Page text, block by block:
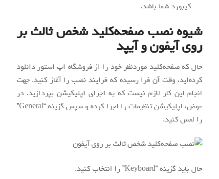
کیبورد شما باشد.
شیوه نصب صفحه‌کلید شخص ثالث بر
روی آیفون و آیپد
حال که صفحه‌کلید موردنظر خود را از فروشگاه اپ استور دانلود
کرده‌اید، وقت آن فرا رسیده که فرایند نصب را آغاز کنید. جهت
انجام این کار لازم نیست که به اجرای اپلیکیشن بپردازید. در
عوض، اپلیکیشن تنظیمات را اجرا کرده و سپس گزینه “General”
را لمس کنید.
حال باید گزینه “Keyboard” را انتخاب کنید.